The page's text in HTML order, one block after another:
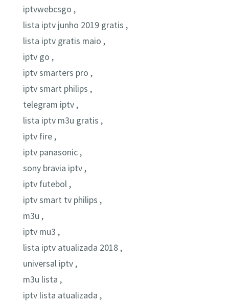
iptvwebcsgo ,
lista iptv junho 2019 gratis ,
lista iptv gratis maio ,
iptv go ,
iptv smarters pro ,
iptv smart philips ,
telegram iptv ,
lista iptv m3u gratis ,
iptv fire ,
iptv panasonic ,
sony bravia iptv ,
iptv futebol ,
iptv smart tv philips ,
m3u ,
iptv mu3 ,
lista iptv atualizada 2018 ,
universal iptv ,
m3u lista ,
iptv lista atualizada ,